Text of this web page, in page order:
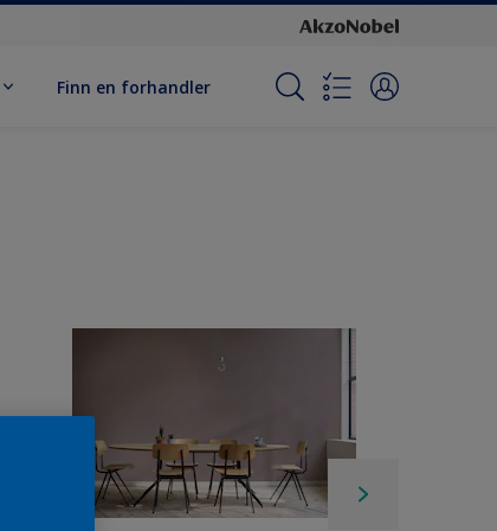
Finn en forhandler